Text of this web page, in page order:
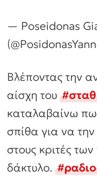
— Poseidonas
Βλέποντας την
αίσχη του
καταλαβαίνω
σπίθα για να
στους κριτές
δάκτυλο.